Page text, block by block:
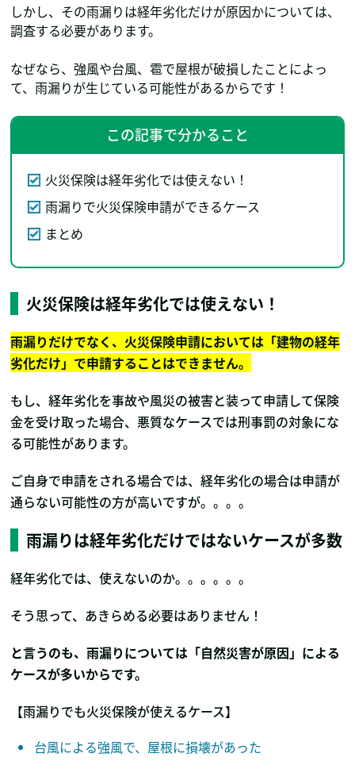
しかし、その雨漏りは経年劣化だけが原因かについては、
調査する必要があります。
なぜなら、強風や台風、雹で屋根が破損したことによっ
て、雨漏りが生じている可能性があるからです！
この記事で分かること
火災保険は経年劣化では使えない！
雨漏りで火災保険申請ができるケース
まとめ
火災保険は経年劣化では使えない！
雨漏りだけでなく、火災保険申請においては「建物の経年
劣化だけ」で申請することはできません。
もし、経年劣化を事故や風災の被害と装って申請して保険
金を受け取った場合、悪質なケースでは刑事罰の対象にな
る可能性があります。
ご自身で申請をされる場合では、経年劣化の場合は申請が
通らない可能性の方が高いですが。。。。
雨漏りは経年劣化だけではないケースが多数
経年劣化では、使えないのか。。。。。。
そう思って、あきらめる必要はありません！
と言うのも、雨漏りについては「自然災害が原因」による
ケースが多いからです。
【雨漏りでも火災保険が使えるケース】
台風による強風で、屋根に損壊があった